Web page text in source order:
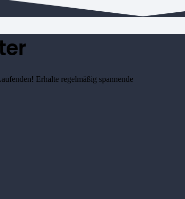
Erhalte regelmäßig spannende